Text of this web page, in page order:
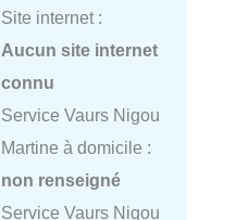
Site internet :
Aucun site internet
connu
Service Vaurs Nigou
Martine à domicile :
non renseigné
Service Vaurs Nigou